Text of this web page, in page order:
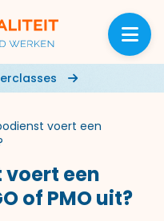
voert een
een
of PMO uit?